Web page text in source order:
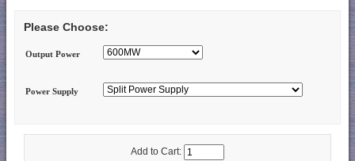
Please Choose:
Output Power
Power Supply
Add to Cart: